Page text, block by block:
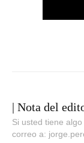
| Nota del
Si usted tiene
correo a: